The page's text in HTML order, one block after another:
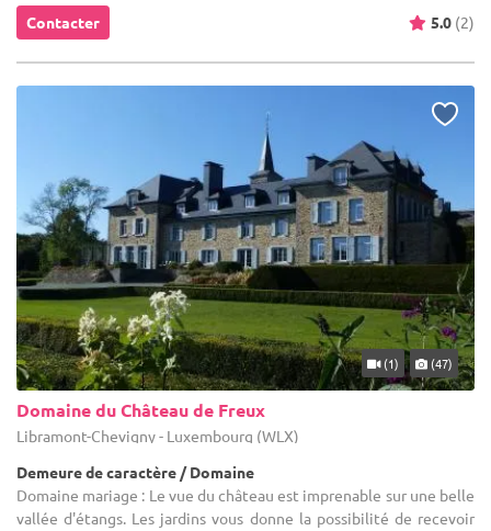
Contacter 5.0 (2)
(1) (47)
Domaine du Château de Freux
Libramont-Chevigny - Luxembourg (WLX)
Demeure de caractère / Domaine
Domaine mariage : Le vue du château est imprenable sur une belle
vallée d'étangs. Les jardins vous donne la possibilité de recevoir